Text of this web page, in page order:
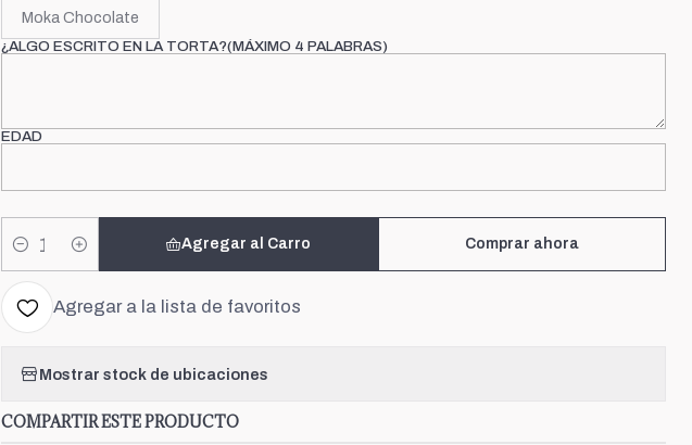
Moka Chocolate
¿ALGO ESCRITO EN LA TORTA?(MÁXIMO 4 PALABRAS)
EDAD
Cantidad
Agregar al Carro Comprar ahora
Agregar a la lista de favoritos
Mostrar stock de ubicaciones
COMPARTIR ESTE PRODUCTO